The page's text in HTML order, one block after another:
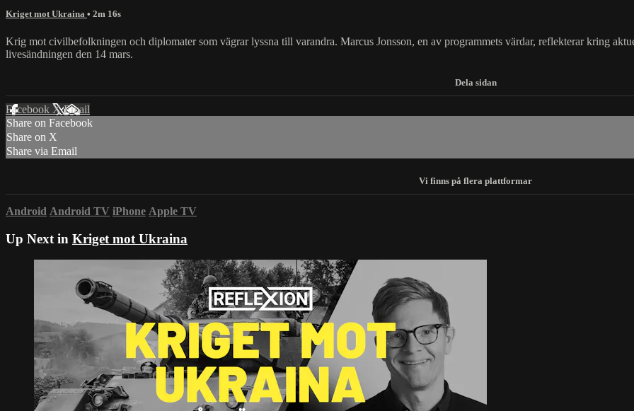
Kriget mot Ukraina • 2m 16s
Krig mot civilbefolkningen och diplomater som vägrar lyssna till varandra. Marcus Jonsson, en av programmets värdar, reflekterar kring
livesändningen den 14 mars.
Facebook XEmail
Share on Facebook
Share on X
Share via Email
Android Android TV iPhone Apple TV
Up Next in Kriget mot Ukraina